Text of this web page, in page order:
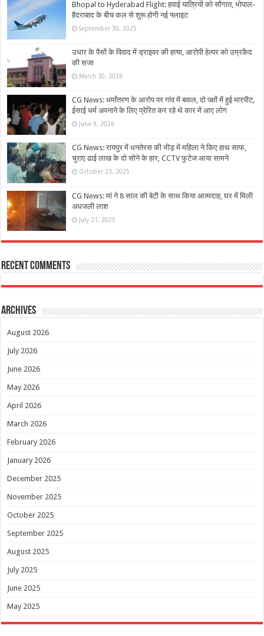
Bhopal to Hyderabad Flight: हवाई यात्रियों को सौगात, भोपाल-
हैदराबाद के बीच कल से शुरू होगी नई फ्लाइट
September 30, 2025
उधार के पैसों के विवाद में ड्राइवर की हत्या, आरोपी हेल्पर को उम्रकैद
की सजा
March 30, 2026
CG News: धर्मांतरण के आरोप पर गांव में बवाल, दो पक्षों में हुई मारपीट,
ईसाई धर्म अपनाने के लिए प्रेरित कर रहे थे कार में आए लोग
June 9, 2026
CG News: रायपुर में धनतेरस की भीड़ में महिला ने किए हाथ साफ,
चुराए ढाई लाख के दो सोने के हार, CCTV फुटेज आया सामने
October 23, 2025
CG News: मां ने 8 साल की बेटी के साथ किया आत्मदाह, घर में मिली
अधजली लाश
July 21, 2025
Recent Comments
Archives
August 2026
July 2026
June 2026
May 2026
April 2026
March 2026
February 2026
January 2026
December 2025
November 2025
October 2025
September 2025
August 2025
July 2025
June 2025
May 2025